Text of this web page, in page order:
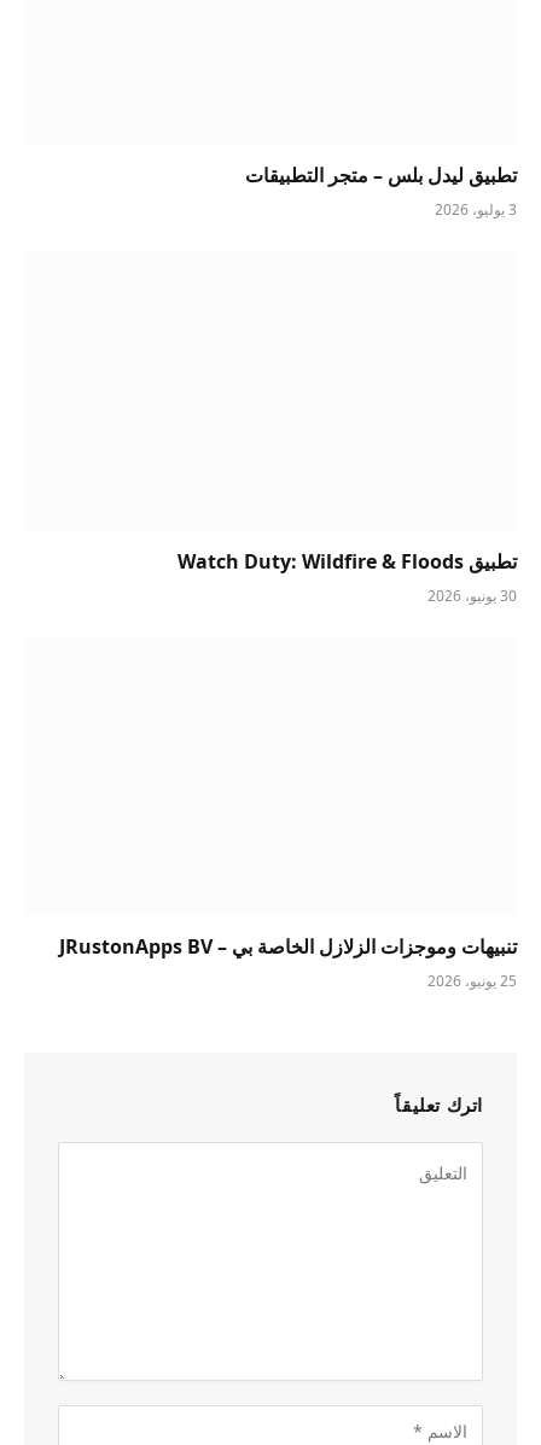
تطبيق ليدل بلس – متجر التطبيقات
3 يوليو، 2026
تطبيق Watch Duty: Wildfire & Floods
30 يونيو، 2026
تنبيهات وموجزات الزلازل الخاصة بي – JRustonApps BV
25 يونيو، 2026
اترك تعليقاً